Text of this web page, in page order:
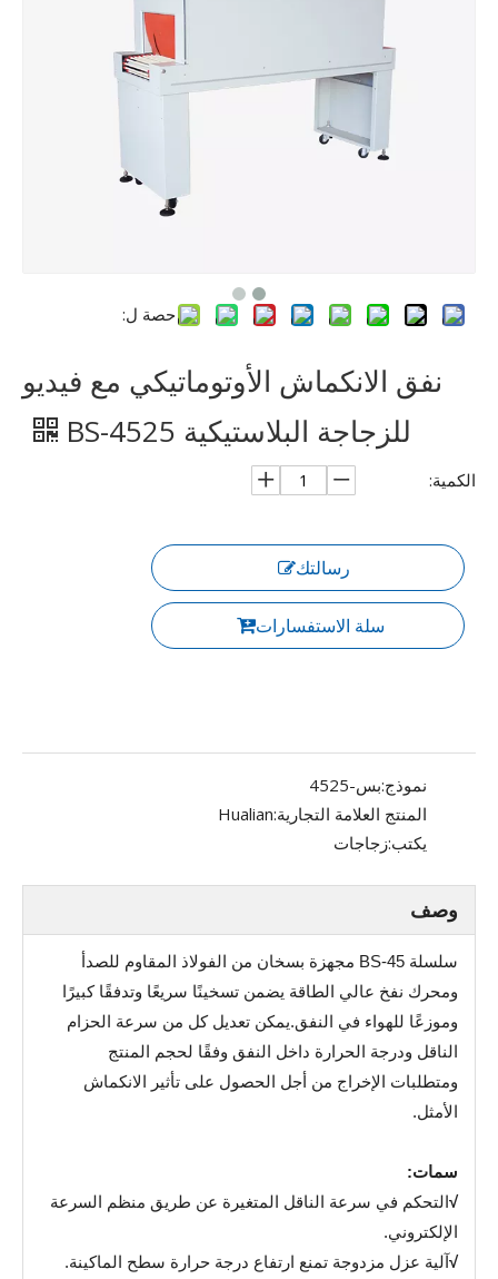
حصة ل:
نفق الانكماش الأوتوماتيكي مع فيديو
للزجاجة البلاستيكية BS-4525
الكمية:
رسالتك
سلة الاستفسارات
نموذج:بس-4525
المنتج العلامة التجارية:Hualian
يكتب:زجاجات
وصف
سلسلة BS-45 مجهزة بسخان من الفولاذ المقاوم للصدأ
ومحرك نفخ عالي الطاقة يضمن تسخينًا سريعًا وتدفقًا كبيرًا
وموزعًا للهواء في النفق.يمكن تعديل كل من سرعة الحزام
الناقل ودرجة الحرارة داخل النفق وفقًا لحجم المنتج
ومتطلبات الإخراج من أجل الحصول على تأثير الانكماش
الأمثل.
سمات:
√التحكم في سرعة الناقل المتغيرة عن طريق منظم السرعة
الإلكتروني.
√آلية عزل مزدوجة تمنع ارتفاع درجة حرارة سطح الماكينة.